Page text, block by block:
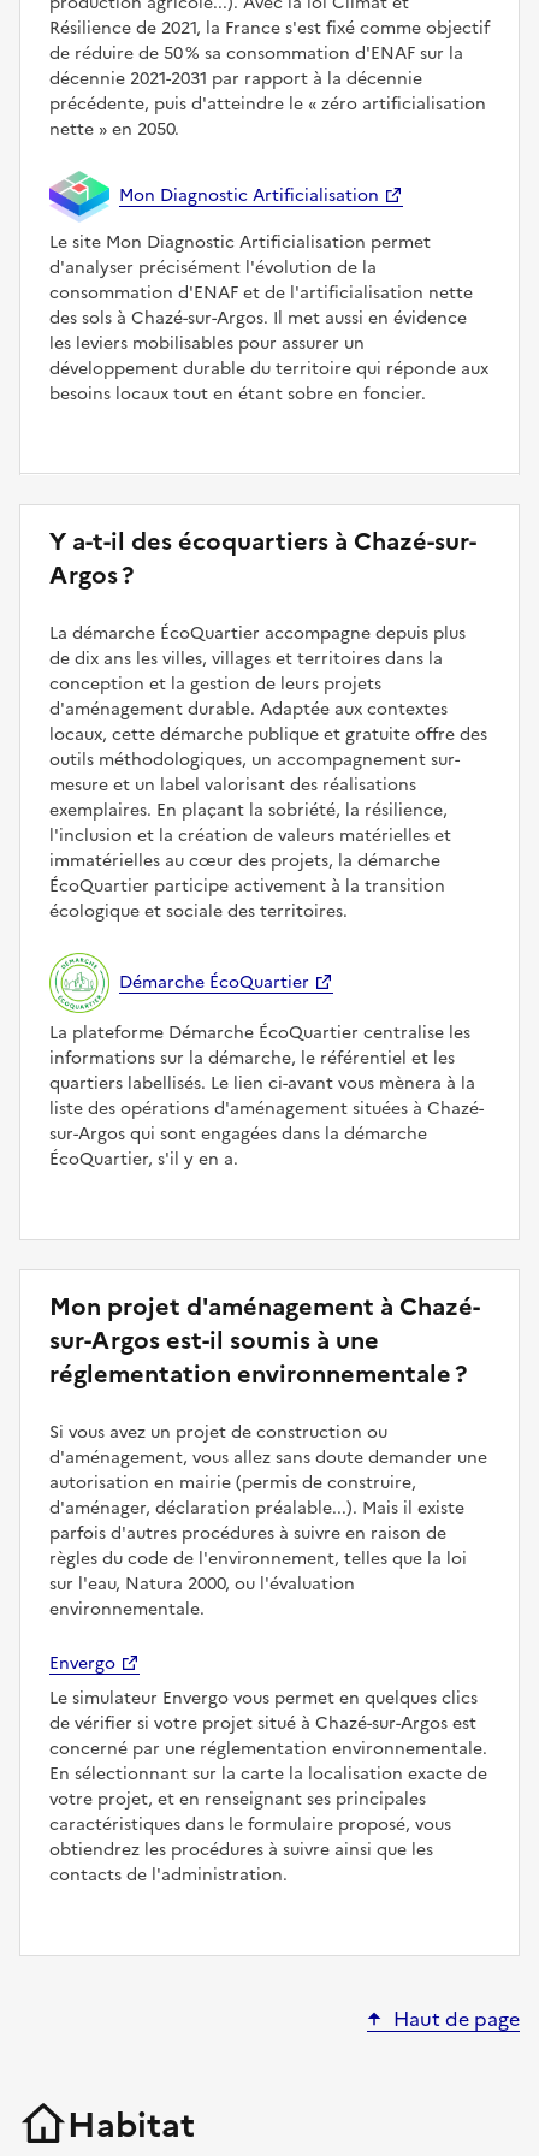
Résilience de 2021, la France s'est fixé comme objectif
de réduire de 50 % sa consommation d'ENAF sur la
décennie 2021-2031 par rapport à la décennie
précédente, puis d'atteindre le
zéro artificialisation
nette
en 2050.
Mon Diagnostic Artificialisation
Le site Mon Diagnostic Artificialisation permet
d'analyser précisément l'évolution de la
consommation d'ENAF et de l'artificialisation nette
des sols à Chazé-sur-Argos. Il met aussi en évidence
les leviers mobilisables pour assurer un
développement durable du territoire qui réponde aux
besoins locaux tout en étant sobre en foncier.
Y a-t-il des écoquartiers à Chazé-sur-
Argos ?
La démarche ÉcoQuartier accompagne depuis plus
de dix ans les villes, villages et territoires dans la
conception et la gestion de leurs projets
d'aménagement durable. Adaptée aux contextes
locaux, cette démarche publique et gratuite offre des
outils méthodologiques, un accompagnement sur-
mesure et un label valorisant des réalisations
exemplaires. En plaçant la sobriété, la résilience,
l'inclusion et la création de valeurs matérielles et
immatérielles au cœur des projets, la démarche
ÉcoQuartier participe activement à la transition
écologique et sociale des territoires.
Démarche ÉcoQuartier
La plateforme Démarche ÉcoQuartier centralise les
informations sur la démarche, le référentiel et les
quartiers labellisés. Le lien ci-avant vous mènera à la
liste des opérations d'aménagement situées à Chazé-
sur-Argos qui sont engagées dans la démarche
ÉcoQuartier, s'il y en a.
Mon projet d'aménagement à Chazé-
sur-Argos est-il soumis à une
réglementation environnementale ?
Si vous avez un projet de construction ou
d'aménagement, vous allez sans doute demander une
autorisation en mairie (permis de construire,
d'aménager, déclaration préalable...). Mais il existe
parfois d'autres procédures à suivre en raison de
règles du code de l'environnement, telles que la loi
sur l'eau, Natura 2000, ou l'évaluation
environnementale.
Envergo
Le simulateur Envergo vous permet en quelques clics
de vérifier si votre projet situé à Chazé-sur-Argos est
concerné par une réglementation environnementale.
En sélectionnant sur la carte la localisation exacte de
votre projet, et en renseignant ses principales
caractéristiques dans le formulaire proposé, vous
obtiendrez les procédures à suivre ainsi que les
contacts de l'administration.
Haut de page
Habitat